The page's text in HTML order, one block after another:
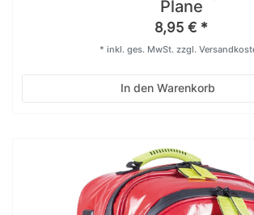
Plane
8,95 € *
In den Warenkorb
* inkl. ges. MwSt. zzgl.